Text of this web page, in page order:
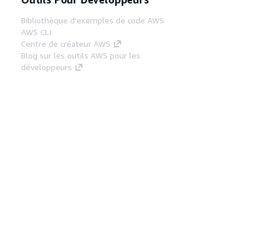
Bibliothèque d'exemples de code AWS
AWS CLI
Centre de créateur AWS
Blog sur les outils AWS pour les
développeurs